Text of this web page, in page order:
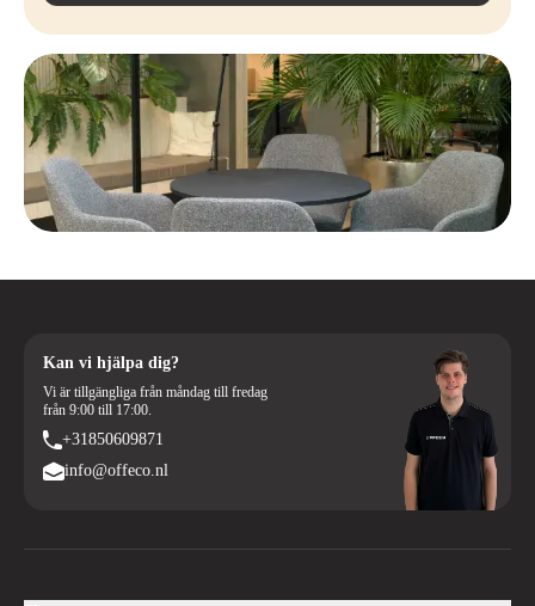
Kan vi hjälpa dig?
Vi är tillgängliga från måndag till fredag
från 9:00 till 17:00.
+31850609871
info@offeco.nl